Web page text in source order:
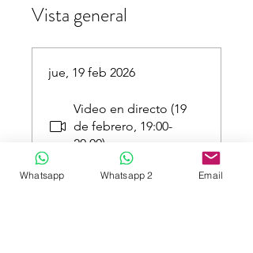
Vista general
jue, 19 feb 2026
Video en directo (19
de febrero, 19:00-
20:00)
Guía rápida de
Whatsapp Whatsapp 2 Email